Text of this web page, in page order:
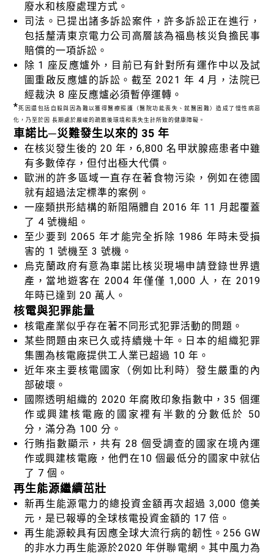
廢水和核廢處理方式。
司法。已提出諸多訴訟案件，許多訴訟正在進行，
包括釐清東京電力公司高層該為福島核災負擔民事
賠償的一項訴訟。
除 1 座反應爐外，目前已有針對所有運作中以及試
圖重啟反應爐的訴訟。截至 2021 年 4 月，法院已
經裁決 8 座反應爐必須暫停運轉。
*死因還包括自殺與因為難以獲得醫療照護（醫院功能喪失、就醫困難）造成了慢性病惡
化，乃至於因 長期處於嚴峻的疏散後環境和喪失生計所致的健康障礙。
車諾比─災難發生以來的 35 年
在核災發生後的 20 年，6,800 名甲狀腺癌患者中雖
有多數倖存，但付出極大代價。
歐洲的許多區域一直存在著食物污染，例如在德國
就有超過法定標準的案例。
一座類拱形結構的新阻隔體自 2016 年 11 月起覆蓋
了 4 號機組。
至少要到 2065 年才能完全拆除 1986 年時未受損
害的 1 號機至 3 號機。
烏克蘭政府有意為車諾比核災現場申請登錄世界遺
產，當地遊客在 2004 年僅僅 1,000 人，在 2019
年時已達到 20 萬人。
核電與犯罪能量
核電產業似乎存在著不同形式犯罪活動的問題。
某些問題由來已久或持續幾十年。日本的組織犯罪
集團為核電廠提供工人業已超過 10 年。
近年來主要核電國家（例如比利時）發生嚴重的內
部破壞。
國際透明組織的 2020 年腐敗印象指數中，35 個運
作或興建核電廠的國家裡有半數的分數低於 50
分，滿分為 100 分。
行賄指數顯示，共有 28 個受調查的國家在境內運
作或興建核電廠，他們在10 個最低分的國家中就佔
了 7 個。
再生能源繼續茁壯
新再生能源電力的總投資金額再次超過 3,000 億美
元，是已報導的全球核電投資金額的 17 倍。
再生能源較具有因應全球大流行病的韌性。256 GW
的非水力再生能源於2020 年併聯電網。其中風力為